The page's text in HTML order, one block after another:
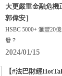
大更嚴重金融危機
郭偉安］
HSBC 5000+ 滙豐20
發？
2024/01/15
【#法巴財經